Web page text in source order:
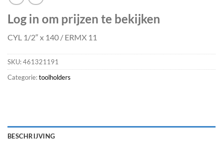
Log in om prijzen te bekijken
CYL 1/2″ x 140 / ERMX 11
SKU:461321191
Categorie:toolholders
BESCHRIJVING